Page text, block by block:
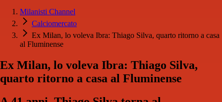
Milanisti Channel
Calciomercato
Ex Milan, lo voleva Ibra: Thiago Silva, quarto ritorno a casa
al Fluminense
Ex Milan, lo voleva Ibra: Thiago Silva,
quarto ritorno a casa al Fluminense